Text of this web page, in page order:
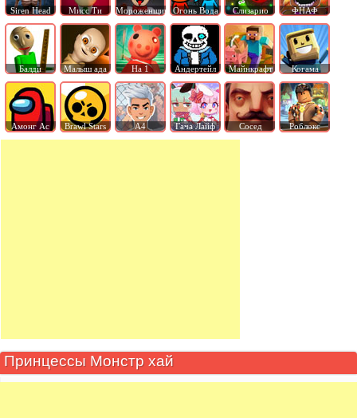
Siren Head Мисс Ти Мороженщик Огонь Вода Слизарио ФНАФ
Балди Малыш ада На 1 Андертейл Майнкрафт Когама
Амонг Ас Brawl Stars А4 Гача Лайф Сосед Роблокс
Принцессы Монстр хай